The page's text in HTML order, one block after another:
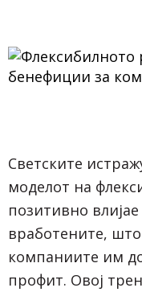
Светските
моделот на
позитивно
вработените,
компаниите им
профит. Овој